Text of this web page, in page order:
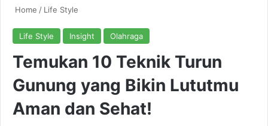
Home / Life Style
Life Style Insight Olahraga
Temukan 10 Teknik Turun
Gunung yang Bikin Lututmu
Aman dan Sehat!